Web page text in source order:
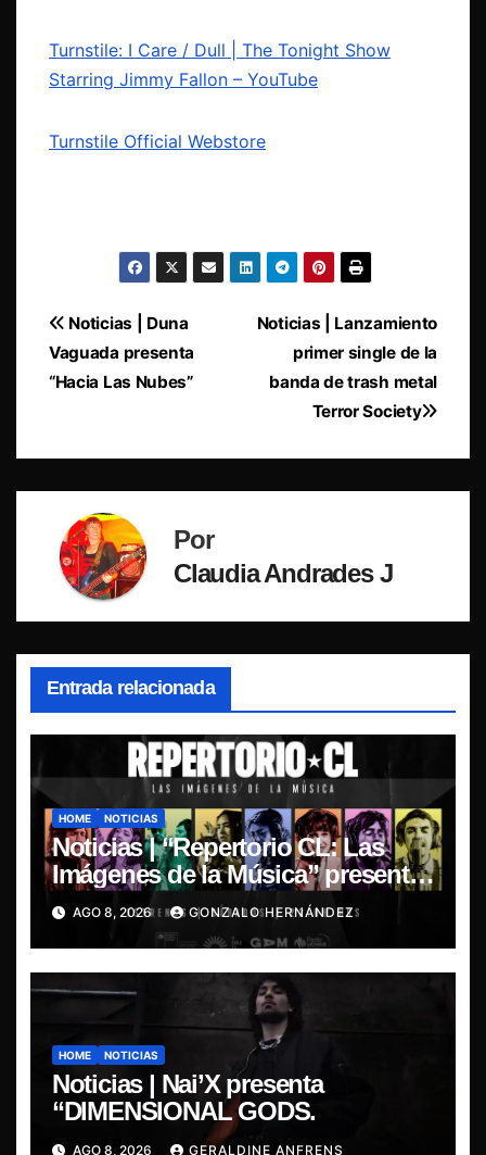
Turnstile: I Care / Dull | The Tonight Show
Starring Jimmy Fallon – YouTube
Turnstile Official Webstore
Navegación
de
Noticias | Lanzamiento
primer single de la
banda de trash metal
Terror Society
Noticias | Duna
Vaguada presenta
“Hacia Las Nubes”
Por
Claudia Andrades J
Entrada relacionada
HOME NOTICIAS
Noticias | “Repertorio CL: Las
Imágenes de la Música” presenta
la esencia del nuevo sonido
nacional
AGO 8, 2026 GONZALO HERNÁNDEZ
HOME NOTICIAS
Noticias | Nai’X presenta
“DIMENSIONAL GODS.
AGO 8, 2026 GERALDINE ANFRENS